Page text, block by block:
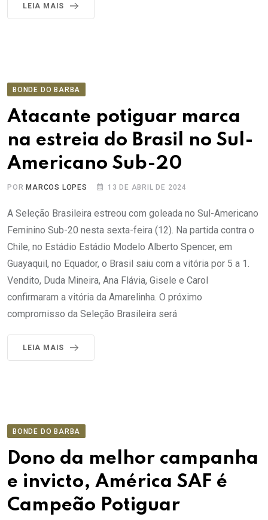
LEIA MAIS
BONDE DO BARBA
Atacante potiguar marca
na estreia do Brasil no Sul-
Americano Sub-20
PORMARCOS LOPES 13 DE ABRIL DE 2024
A Seleção Brasileira estreou com goleada no Sul-Americano
Feminino Sub-20 nesta sexta-feira (12). Na partida contra o
Chile, no Estádio Estádio Modelo Alberto Spencer, em
Guayaquil, no Equador, o Brasil saiu com a vitória por 5 a 1.
Vendito, Duda Mineira, Ana Flávia, Gisele e Carol
confirmaram a vitória da Amarelinha. O próximo
compromisso da Seleção Brasileira será
LEIA MAIS
BONDE DO BARBA
Dono da melhor campanha
e invicto, América SAF é
Campeão Potiguar